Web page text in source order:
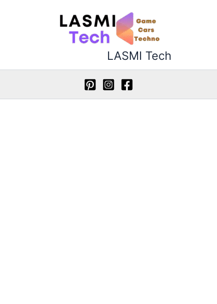
LASMI Tech